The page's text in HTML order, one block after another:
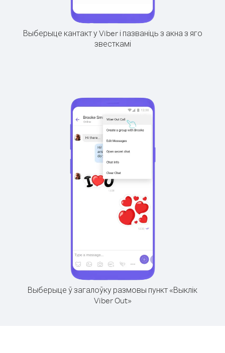
Выберыце кантакт у Viber і пазваніць з акна з яго
звесткамі
Выберыце ў загалоўку размовы пункт «Выклік
Viber Out»